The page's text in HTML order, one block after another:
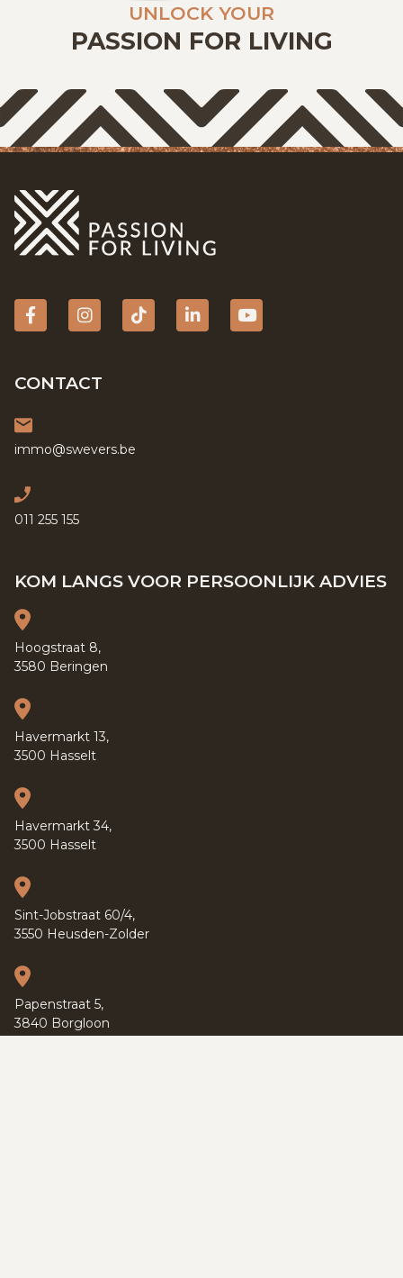
UNLOCK YOUR
PASSION FOR LIVING
FacebookInstagram
tiktokLinkedinYouTube
CONTACT
immo@swevers.be
011 255 155
KOM LANGS VOOR PERSOONLIJK ADVIES
Hoogstraat 8,
3580 Beringen
Havermarkt 13,
3500 Hasselt
Havermarkt 34,
3500 Hasselt
Sint-Jobstraat 60/4,
3550 Heusden-Zolder
Papenstraat 5,
3840 Borgloon